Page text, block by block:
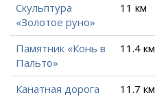
Скульптура
«Золотое руно»
11 км
Памятник «Конь в
Пальто»
11.4 км
Канатная дорога 11.7 км